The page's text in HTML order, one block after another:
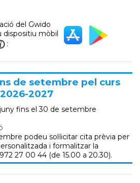
del Gwido
dispositiu mòbil
:
de setembre pel curs
2026-2027
fins el 30 de setembre
podeu sol·licitar cita prèvia per
i formalitzar la
27 00 44 (de 15.00 a 20.30).